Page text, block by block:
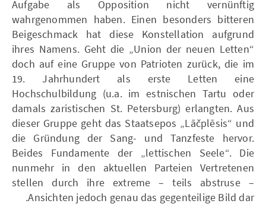
Aufgabe als Opposition nicht vernünftig
wahrgenommen haben. Einen besonders bitteren
Beigeschmack hat diese Konstellation aufgrund
ihres Namens. Geht die „Union der neuen Letten“
doch auf eine Gruppe von Patrioten zurück, die im
19. Jahrhundert als erste Letten eine
Hochschulbildung (u.a. im estnischen Tartu oder
damals zaristischen St. Petersburg) erlangten. Aus
dieser Gruppe geht das Staatsepos „Lāčplēsis“ und
die Gründung der Sang- und Tanzfeste hervor.
Beides Fundamente der „lettischen Seele“. Die
nunmehr in den aktuellen Parteien Vertretenen
stellen durch ihre extreme – teils abstruse –
Ansichten jedoch genau das gegenteilige Bild dar.